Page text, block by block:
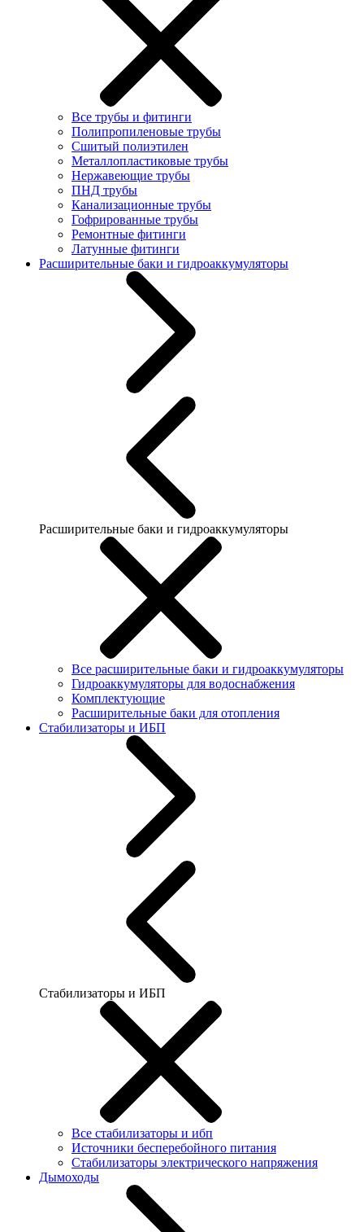
Все трубы и фитинги
Полипропиленовые трубы
Сшитый полиэтилен
Металлопластиковые трубы
Нержавеющие трубы
ПНД трубы
Канализационные трубы
Гофрированные трубы
Ремонтные фитинги
Латунные фитинги
Расширительные баки и гидроаккумуляторы
Расширительные баки и гидроаккумуляторы
Все расширительные баки и гидроаккумуляторы
Гидроаккумуляторы для водоснабжения
Комплектующие
Расширительные баки для отопления
Стабилизаторы и ИБП
Стабилизаторы и ИБП
Все стабилизаторы и ибп
Источники бесперебойного питания
Стабилизаторы электрического напряжения
Дымоходы